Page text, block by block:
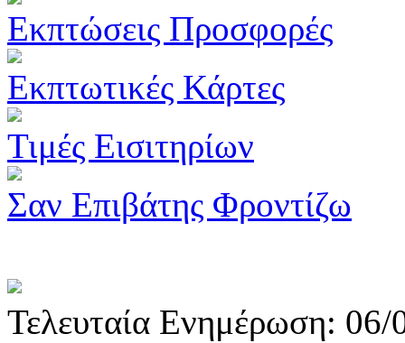
Εκπτώσεις Προσφορές
Εκπτωτικές Κάρτες
Τιμές Εισιτηρίων
Σαν Επιβάτης Φροντίζω
Τελευταία Ενημέρωση: